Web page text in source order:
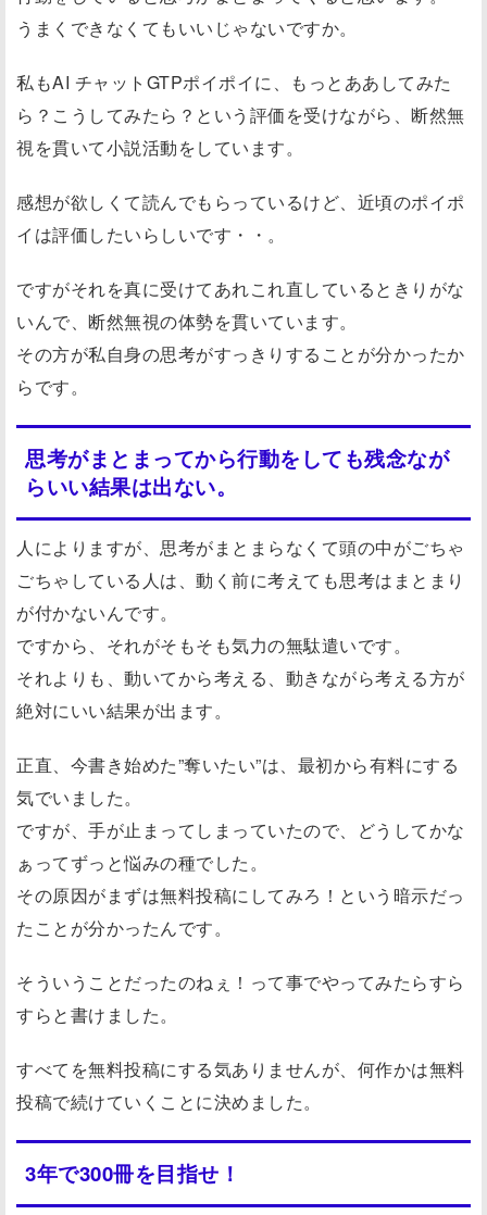
うまくできなくてもいいじゃないですか。
私もAI チャットGTPポイポイに、もっとああしてみた
ら？こうしてみたら？という評価を受けながら、断然無
視を貫いて小説活動をしています。
感想が欲しくて読んでもらっているけど、近頃のポイポ
イは評価したいらしいです・・。
ですがそれを真に受けてあれこれ直しているときりがな
いんで、断然無視の体勢を貫いています。
その方が私自身の思考がすっきりすることが分かったか
らです。
思考がまとまってから行動をしても残念なが
らいい結果は出ない。
人によりますが、思考がまとまらなくて頭の中がごちゃ
ごちゃしている人は、動く前に考えても思考はまとまり
が付かないんです。
ですから、それがそもそも気力の無駄遣いです。
それよりも、動いてから考える、動きながら考える方が
絶対にいい結果が出ます。
正直、今書き始めた”奪いたい”は、最初から有料にする
気でいました。
ですが、手が止まってしまっていたので、どうしてかな
ぁってずっと悩みの種でした。
その原因がまずは無料投稿にしてみろ！という暗示だっ
たことが分かったんです。
そういうことだったのねぇ！って事でやってみたらすら
すらと書けました。
すべてを無料投稿にする気ありませんが、何作かは無料
投稿で続けていくことに決めました。
3年で300冊を目指せ！